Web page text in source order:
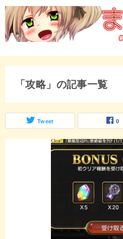
「攻略」の記事一覧
Tweet 0